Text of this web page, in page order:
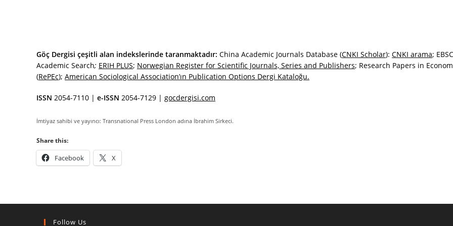
Göç Dergisi çeşitli alan indekslerinde taranmaktadır: China Academic Journals Database (CNKI Scholar): CNKI arama;
Academic Search; ERIH PLUS; Norwegian Register for Scientific Journals, Series and Publishers; Research Papers in
(RePEc); American Sociological Association’ın Publication Options Dergi Kataloğu.
ISSN 2054-7110 | e-ISSN 2054-7129 | gocdergisi.com
İmtiyaz sahibi ve yayıncı: Transnational Press London adına İbrahim Sirkeci.
Share this:
Facebook X
Follow Us